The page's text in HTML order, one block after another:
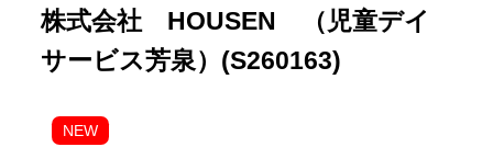
株式会社 HOUSEN （児童デイ
サービス芳泉）(S260163)
NEW